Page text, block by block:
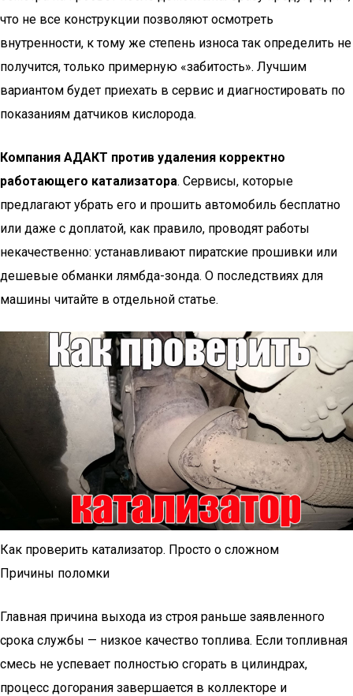
что не все конструкции позволяют осмотреть
внутренности, к тому же степень износа так определить не
получится, только примерную «забитость». Лучшим
вариантом будет приехать в сервис и диагностировать по
показаниям датчиков кислорода.
Компания АДАКТ против удаления корректно
работающего катализатора. Сервисы, которые
предлагают убрать его и прошить автомобиль бесплатно
или даже с доплатой, как правило, проводят работы
некачественно: устанавливают пиратские прошивки или
дешевые обманки лямбда-зонда. О последствиях для
машины читайте в отдельной статье.
Как проверить катализатор. Просто о сложном
Причины поломки
Главная причина выхода из строя раньше заявленного
срока службы — низкое качество топлива. Если топливная
смесь не успевает полностью сгорать в цилиндрах,
процесс догорания завершается в коллекторе и